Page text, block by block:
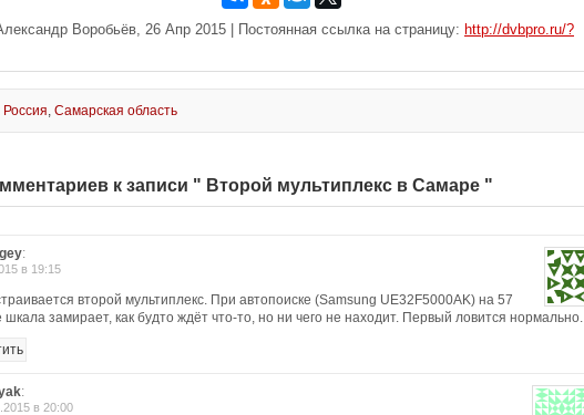
Воробьёв, 26 Апр 2015 | Постоянная ссылка на страницу: http://dvbpro.ru/?
Россия, Самарская область
к записи " Второй мультиплекс в Самаре "
:
в 19:15
второй мультиплекс. При автопоиске (Samsung UE32F5000AK) на 57
шкала замирает, как будто ждёт что-то, но ни чего не находит. Первый ловится нормально.
:
в 20:00